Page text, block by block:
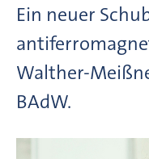
Ein neuer
Walther-
BAdW.